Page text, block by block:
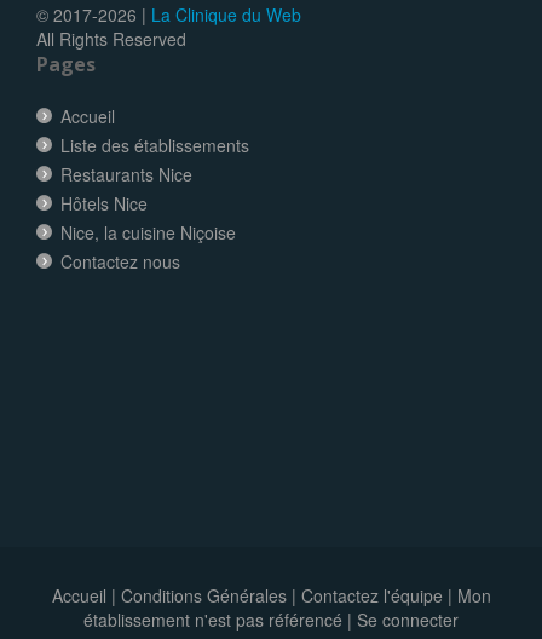
© 2017-2026 | La Clinique du Web
All Rights Reserved
Pages
Accueil
Liste des établissements
Restaurants Nice
Hôtels Nice
Nice, la cuisine Niçoise
Contactez nous
Accueil | Conditions Générales| Contactez l'équipe | Mon
établissement n'est pas référencé | Se connecter